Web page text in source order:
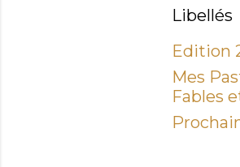
Libellés
Edition
Mes
Fables